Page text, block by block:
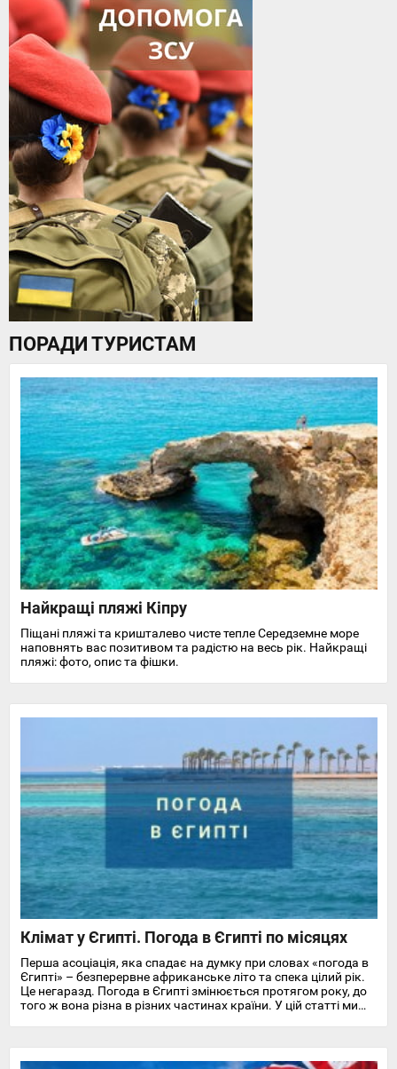
ПОРАДИ ТУРИСТАМ
Найкращі пляжі Кіпру
Піщані пляжі та кришталево чисте тепле Середземне море
наповнять вас позитивом та радістю на весь рік. Найкращі
пляжі: фото, опис та фішки.
Клімат у Єгипті. Погода в Єгипті по місяцях
Перша асоціація, яка спадає на думку при словах «погода в
Єгипті» – безперервне африканське літо та спека цілий рік.
Це негаразд. Погода в Єгипті змінюється протягом року, до
того ж вона різна в різних частинах країни. У цій статті ми
Червоного моря.